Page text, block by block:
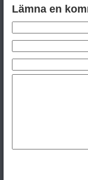
Lämna en